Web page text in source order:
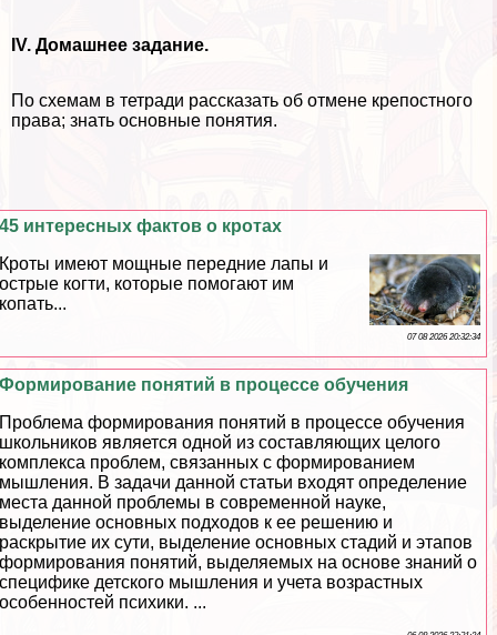
IV. Домашнее задание.
По схемам в тетради рассказать об отмене крепостного
права; знать основные понятия.
45 интересных фактов о кротах
Кроты имеют мощные передние лапы и
острые когти, которые помогают им
копать...
07 08 2026 20:32:34
Формирование понятий в процессе обучения
Проблема формирования понятий в процессе обучения
школьников является одной из составляющих целого
комплекса проблем, связанных с формированием
мышления. В задачи данной статьи входят определение
места данной проблемы в современной науке,
выделение основных подходов к ее решению и
раскрытие их сути, выделение основных стадий и этапов
формирования понятий, выделяемых на основе знаний о
специфике детского мышления и учета возрастных
особенностей психики. ...